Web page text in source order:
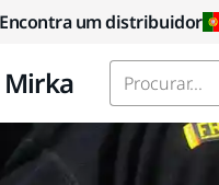
Encontra um distribuidor
Mirka Procurar...